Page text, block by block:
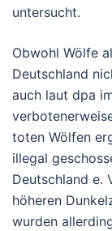
untersucht.
Obwohl Wölfe
Deutschland
auch laut dpa
toten Wölfen
illegal
Deutschland e.
höheren
wurden